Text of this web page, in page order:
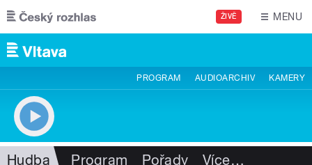
Přejít k hlavnímu obsahu
ŽIVĚ MENU
PROGRAM AUDIOARCHIV KAMERY
Hudba Program Pořady Více…